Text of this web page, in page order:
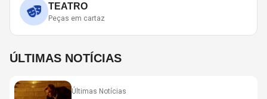
TEATRO
Peças em cartaz
ÚLTIMAS NOTÍCIAS
Últimas Notícias